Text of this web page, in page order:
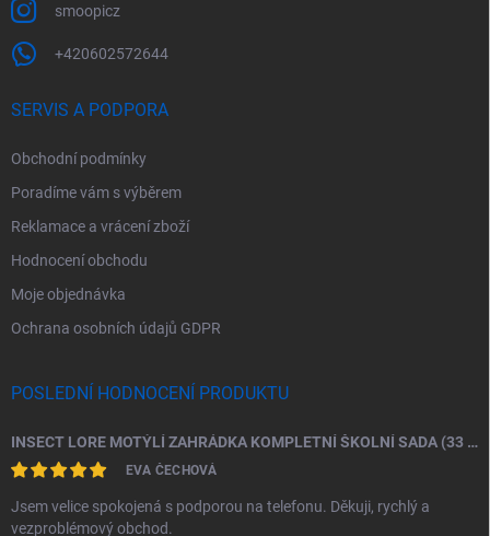
smoopicz
+420602572644
SERVIS A PODPORA
Obchodní podmínky
Poradíme vám s výběrem
Reklamace a vrácení zboží
Hodnocení obchodu
Moje objednávka
Ochrana osobních údajů GDPR
POSLEDNÍ HODNOCENÍ PRODUKTU
INSECT LORE MOTÝLÍ ZAHRÁDKA KOMPLETNÍ ŠKOLNÍ SADA (33 HOUSENEK)
EVA ČECHOVÁ
Jsem velice spokojená s podporou na telefonu. Děkuji, rychlý a
vezproblémový obchod.